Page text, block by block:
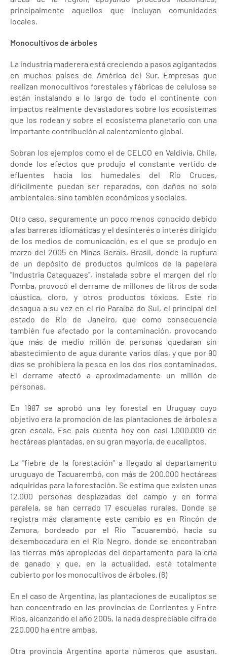
principalmente aquellos que incluyan comunidades
locales.
Monocultivos de árboles
La industria maderera está creciendo a pasos agigantados
en muchos países de América del Sur. Empresas que
realizan monocultivos forestales y fábricas de celulosa se
están instalando a lo largo de todo el continente con
impactos realmente devastadores sobre los ecosistemas
que los rodean y sobre el ecosistema planetario con una
importante contribución al calentamiento global.
Sobran los ejemplos como el de CELCO en Valdivia, Chile,
donde los efectos que produjo el constante vertido de
efluentes hacia los humedales del Río Cruces,
difícilmente puedan ser reparados, con daños no solo
ambientales, sino también económicos y sociales.
Otro caso, seguramente un poco menos conocido debido
a las barreras idiomáticas y el desinterés o interés dirigido
de los medios de comunicación, es el que se produjo en
marzo del 2005 en Minas Gerais, Brasil, donde la ruptura
de un depósito de productos químicos de la papelera
"Industria Cataguazes", instalada sobre el margen del río
Pomba, provocó el derrame de millones de litros de soda
cáustica, cloro, y otros productos tóxicos. Este río
desagua a su vez en el río Paraíba do Sul, el principal del
estado de Río de Janeiro, que como consecuencia
también fue afectado por la contaminación, provocando
que más de medio millón de personas quedaran sin
abastecimiento de agua durante varios días, y que por 90
días se prohibiera la pesca en los dos ríos contaminados.
El derrame afectó a aproximadamente un millón de
personas.
En 1987 se aprobó una ley forestal en Uruguay cuyo
objetivo era la promoción de las plantaciones de árboles a
gran escala. Ese país cuenta hoy con casi 1.000.000 de
hectáreas plantadas, en su gran mayoría, de eucaliptos.
La "fiebre de la forestación” a llegado al departamento
uruguayo de Tacuarembó, con más de 200.000 hectáreas
adquiridas para la forestación. Se estima que existen unas
12.000 personas desplazadas del campo y en forma
paralela, se han cerrado 17 escuelas rurales. Donde se
registra más claramente este cambio es en Rincón de
Zamora, bordeado por el Río Tacuarembó, hacia su
desembocadura en el Río Negro, donde se encontraban
las tierras más apropiadas del departamento para la cría
de ganado y que, en la actualidad, está totalmente
cubierto por los monocultivos de árboles. (6)
En el caso de Argentina, las plantaciones de eucaliptos se
han concentrado en las provincias de Corrientes y Entre
Ríos, alcanzando el año 2005, la nada despreciable cifra de
220.000 ha entre ambas.
Otra provincia Argentina aporta números que asustan.